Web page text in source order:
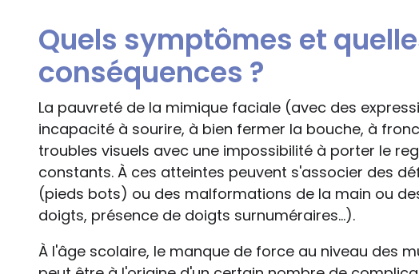
Quels symptômes et
conséquences ?
La pauvreté de la mimique faciale (avec des
incapacité à sourire, à bien fermer la bouche, à
troubles visuels avec une impossibilité à porter le
constants. À ces atteintes peuvent s'associer des
(pieds bots) ou des malformations de la main ou
doigts, présence de doigts surnuméraires...).
À l'âge scolaire, le manque de force au niveau des